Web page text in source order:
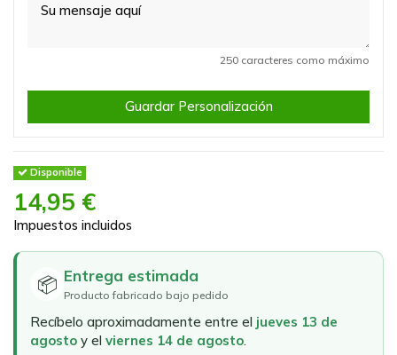
250 caracteres como máximo
Guardar Personalización
Disponible
14,95 €
Impuestos incluidos
📦 Entrega estimada
Producto fabricado bajo pedido
Recíbelo aproximadamente entre el jueves 13 de
agosto y el viernes 14 de agosto.